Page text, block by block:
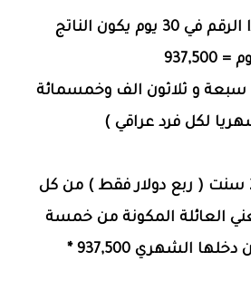
يوم يكون الناتج
و ثلاثون الف وخمسمائة
لكل فرد عراقي )
هذا من ال 25 سنت ( ربع دولار فقط ) من كل
العائلة المكونة من خمسة
اشخاص يكون دخلها الشهري 937,500 *